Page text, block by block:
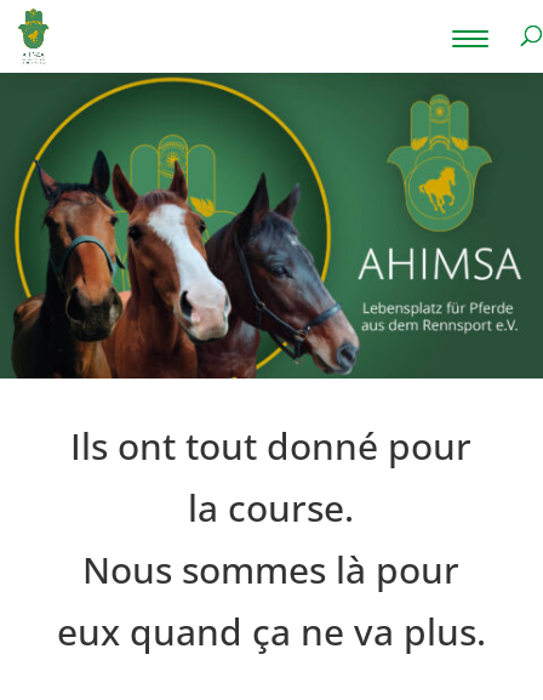
Ils ont tout donné pour
la course.
Nous sommes là pour
eux quand ça ne va plus.